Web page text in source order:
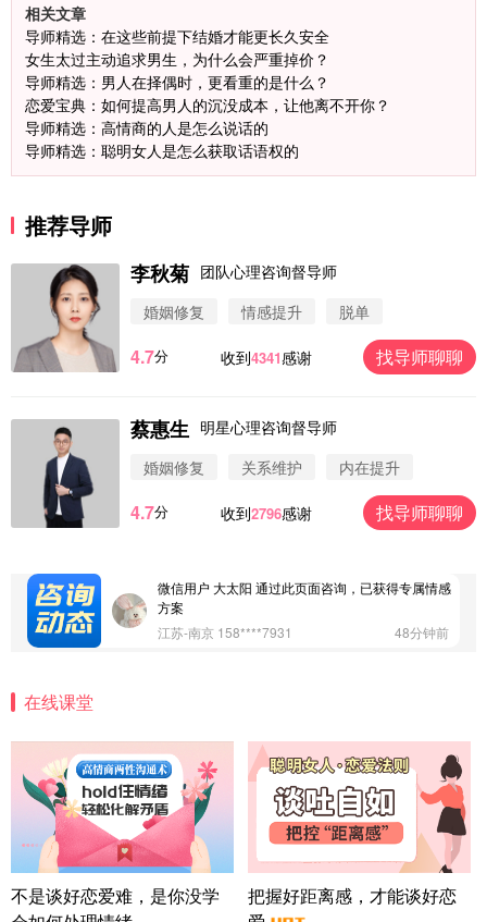
相关文章
导师精选：在这些前提下结婚才能更长久安全
女生太过主动追求男生，为什么会严重掉价？
导师精选：男人在择偶时，更看重的是什么？
恋爱宝典：如何提高男人的沉没成本，让他离不开你？
导师精选：高情商的人是怎么说话的
导师精选：聪明女人是怎么获取话语权的
推荐导师
李秋菊 团队心理咨询督导师
婚姻修复
情感提升 脱单
4.7分 收到4341感谢 找导师聊聊
蔡惠生 明星心理咨询督导师
婚姻修复
关系维护 内在提升
4.7分 收到2796感谢 找导师聊聊
微信用户 圆圈 通过此页面咨询，已获得专属情感方
案
微信用户 Vnno 通过此页面咨询，已获得专属情感方
微信用户 大太阳 通过此页面咨询，已获得专属情感
方案
江苏-南京 158****7931
48分钟前
情感方案
北京-朝阳 151****3189
22分钟前
微信用户 巧?媚儿 通过此页面咨询，已获得专属情感
方案
上海-浦东 177****9074
56分钟前
微信用户 Liberty 通过此页面咨询，已获得专属情感
方案
在线课堂
不是谈好恋爱难，是你没学
把握好距离感，才能谈好恋